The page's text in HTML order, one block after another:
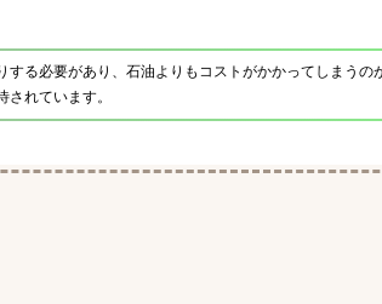
る必要があり、石油よりもコストがかかってしまう
れています。